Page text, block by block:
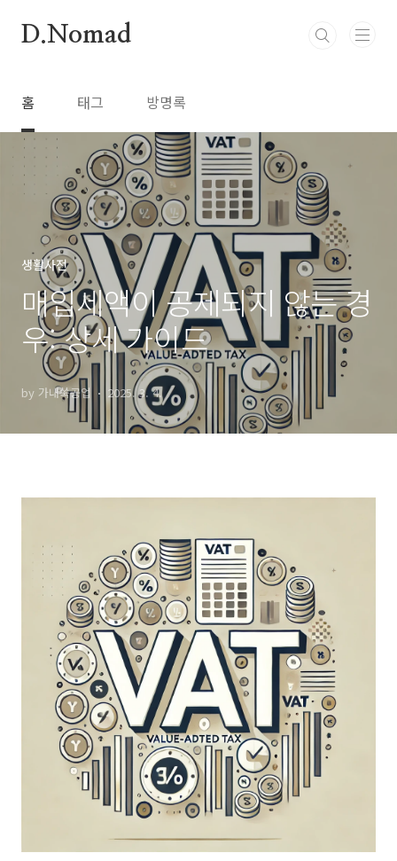
D.Nomad
홈 태그 방명록
생활사전
매입세액이 공제되지 않는 경
우: 상세 가이드
by 가내쑥공업 2025. 3. 4.